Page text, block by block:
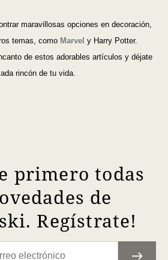
maravillosas opciones en decoración,
temas, como Marvel y Harry Potter.
de estos adorables artículos y déjate
rincón de tu vida.
primero todas
de
Regístrate!